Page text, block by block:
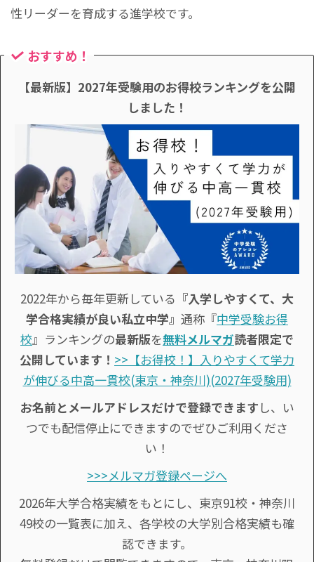
性リーダーを育成する進学校です。
おすすめ！
【最新版】2027年受験用のお得校ランキングを公開
しました！
2022年から毎年更新している 『入学しやすくて、大
学合格実績が良い私立中学』 通称『中学受験お得
校』ランキングの最新版を無料メルマガ読者限定で
公開しています！ >>【お得校！】入りやすくて学力
が伸びる中高一貫校(東京・神奈川)(2027年受験用)
お名前とメールアドレスだけで登録できます し、い
つでも配信停止にできますのでぜひご利用くださ
い！
>>>メルマガ登録ページへ
2026年大学合格実績をもとにし、東京91校・神奈川
49校の一覧表に加え、各学校の大学別合格実績も確
認できます。